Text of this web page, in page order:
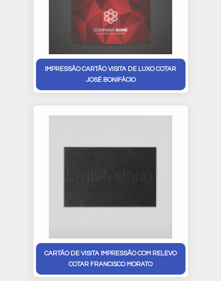
IMPRESSÃO CARTÃO VISITA DE LUXO COTAR
JOSÉ BONIFÁCIO
CARTÃO DE VISITA IMPRESSÃO COM RELEVO
COTAR FRANCISCO MORATO